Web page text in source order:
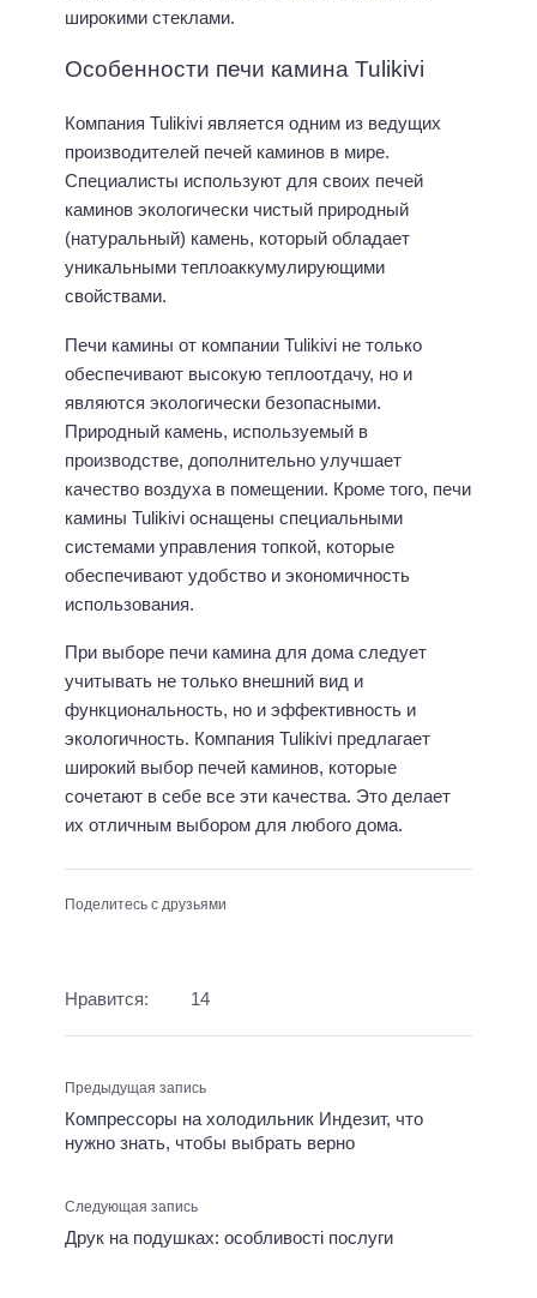
широкими стеклами.
Особенности печи камина Tulikivi
Компания Tulikivi является одним из ведущих
производителей печей каминов в мире.
Специалисты используют для своих печей
каминов экологически чистый природный
(натуральный) камень, который обладает
уникальными теплоаккумулирующими
свойствами.
Печи камины от компании Tulikivi не только
обеспечивают высокую теплоотдачу, но и
являются экологически безопасными.
Природный камень, используемый в
производстве, дополнительно улучшает
качество воздуха в помещении. Кроме того, печи
камины Tulikivi оснащены специальными
системами управления топкой, которые
обеспечивают удобство и экономичность
использования.
При выборе печи камина для дома следует
учитывать не только внешний вид и
функциональность, но и эффективность и
экологичность. Компания Tulikivi предлагает
широкий выбор печей каминов, которые
сочетают в себе все эти качества. Это делает
их отличным выбором для любого дома.
Поделитесь с друзьями
Нравится: 14
Предыдущая запись
Компрессоры на холодильник Индезит, что
нужно знать, чтобы выбрать верно
Следующая запись
Друк на подушках: особливості послуги